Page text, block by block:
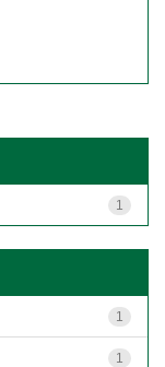
1
1
1